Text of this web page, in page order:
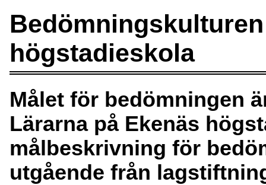
högstadieskola
Målet för bedömningen
Lärarna på Ekenäs
målbeskrivning för
utgående från